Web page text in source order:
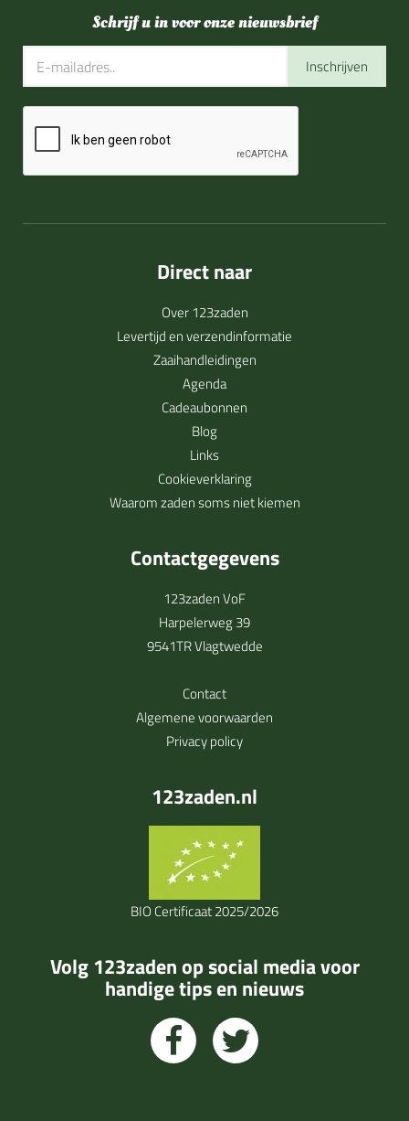
Schrijf u in voor onze nieuwsbrief
Inschrijven
Direct naar
Over 123zaden
Levertijd en verzendinformatie
Zaaihandleidingen
Agenda
Cadeaubonnen
Blog
Links
Cookieverklaring
Waarom zaden soms niet kiemen
Contactgegevens
123zaden VoF
Harpelerweg 39
9541TR Vlagtwedde
Contact
Algemene voorwaarden
Privacy policy
123zaden.nl
BIO Certificaat 2025/2026
Volg 123zaden op social media voor
handige tips en nieuws